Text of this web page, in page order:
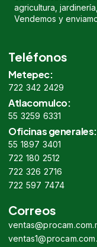
agricultura,
Vendemos y
Teléfonos
Metepec:
722 342 2429
Atlacomulco:
55 3259 6331
Oficinas generales:
55 1897 3401
722 180 2512
722 326 2716
722 597 7474
Correos